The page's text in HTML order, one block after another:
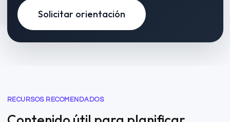
Solicitar orientación
RECURSOS RECOMENDADOS